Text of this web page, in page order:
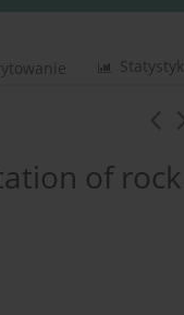
Statystyki
of rock